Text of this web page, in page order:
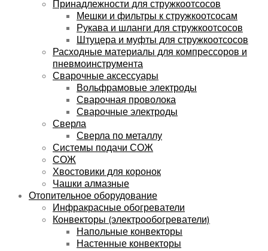
Принадлежности для стружкоотсосов
Мешки и фильтры к стружкоотсосам
Рукава и шланги для стружкоотсосов
Штуцера и муфты для стружкоотсосов
Расходные материалы для компрессоров и
пневмоинструмента
Сварочные аксессуары
Вольфрамовые электроды
Сварочная проволока
Сварочные электроды
Сверла
Сверла по металлу
Системы подачи СОЖ
СОЖ
Хвостовики для коронок
Чашки алмазные
Отопительное оборудование
Инфракрасные обогреватели
Конвекторы (электрообогреватели)
Напольные конвекторы
Настенные конвекторы